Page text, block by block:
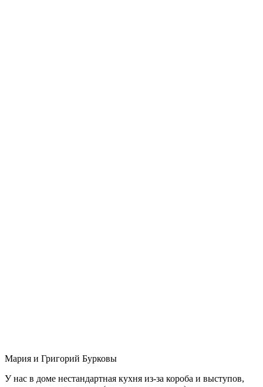
Мария и Григорий Бурковы
У нас в доме нестандартная кухня из-за короба и выступов,